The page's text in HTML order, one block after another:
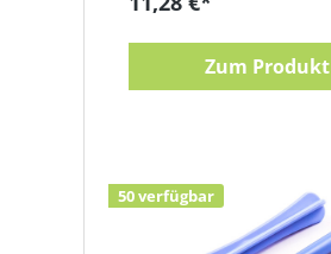
Zum Produkt
50 verfügbar